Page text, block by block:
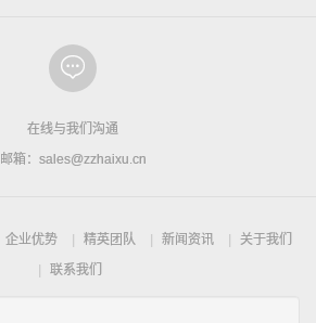
在线与我们沟通
邮箱：sales@zzhaixu.cn
企业优势 精英团队 新闻资讯
关于我们
联系我们